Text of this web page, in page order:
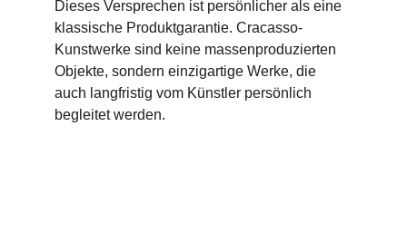
Dieses Versprechen ist persönlicher als eine
klassische Produktgarantie. Cracasso-
Kunstwerke sind keine massenproduzierten
Objekte, sondern einzigartige Werke, die
auch langfristig vom Künstler persönlich
begleitet werden.